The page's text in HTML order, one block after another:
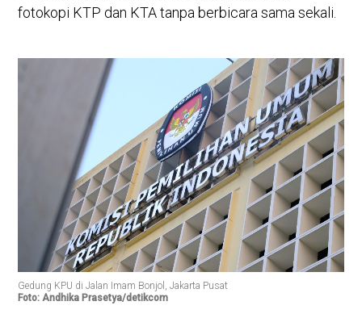
fotokopi KTP dan KTA tanpa berbicara sama sekali.
Gedung KPU di Jalan Imam Bonjol, Jakarta Pusat
Foto: Andhika Prasetya/detikcom